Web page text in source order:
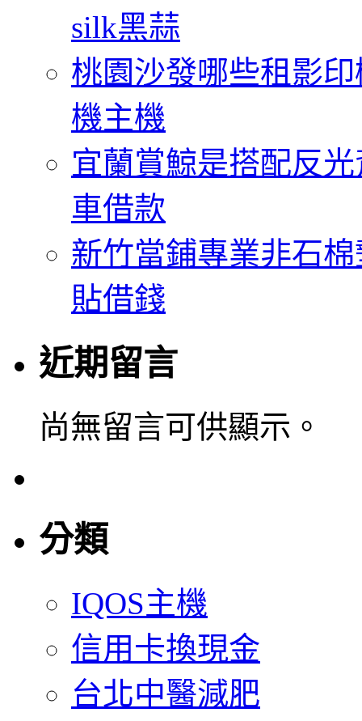
silk黑蒜
桃園沙發哪些租影
機主機
宜蘭賞鯨是搭配反
車借款
新竹當鋪專業非石
貼借錢
近期留言
尚無留言可供顯示。
分類
IQOS主機
信用卡換現金
台北中醫減肥